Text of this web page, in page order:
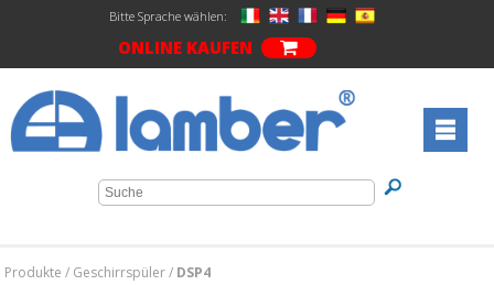
Bitte Sprache wählen:
ONLINE KAUFEN
Produkte/ Geschirrspüler/ DSP4